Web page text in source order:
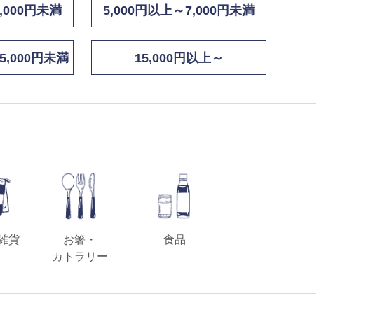
円未満 5,000円以上～7,000円未満
円未満 15,000円以上～
貨
お箸・
カトラリー
食品